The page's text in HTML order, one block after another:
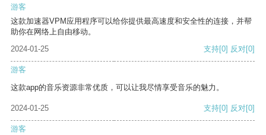
游客
这款加速器VPM应用程序可以给你提供最高速度和安全性的连接，并帮
助你在网络上自由移动。
2024-01-25
支持[0] 反对[0]
游客
这款app的音乐资源非常优质，可以让我尽情享受音乐的魅力。
2024-01-25 支持[0] 反对[0]
游客